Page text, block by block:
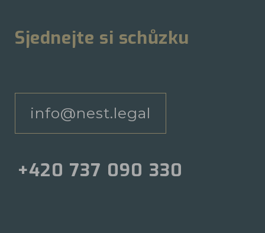
Sjednejte si schůzku
info@nest.legal
+420 737 090 330